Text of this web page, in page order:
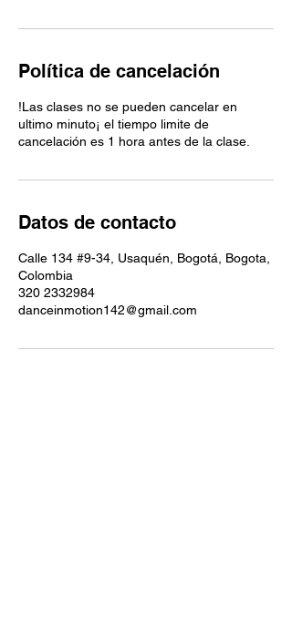
Política de cancelación
!Las clases no se pueden cancelar en
ultimo minuto¡ el tiempo limite de
cancelación es 1 hora antes de la clase.
Datos de contacto
Calle 134 #9-34, Usaquén, Bogotá, Bogota,
Colombia
320 2332984
danceinmotion142@gmail.com